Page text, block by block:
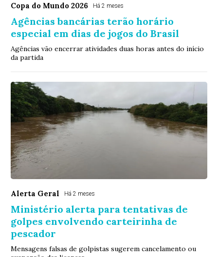
Copa do Mundo 2026 Há 2 meses
Agências bancárias terão horário
especial em dias de jogos do Brasil
Agências vão encerrar atividades duas horas antes do início
da partida
Alerta Geral Há 2 meses
Ministério alerta para tentativas de
golpes envolvendo carteirinha de
pescador
Mensagens falsas de golpistas sugerem cancelamento ou